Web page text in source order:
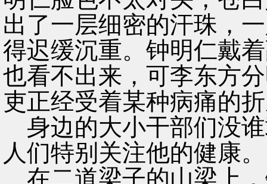
出了一层细密的汗珠，
得迟缓沉重。钟明仁戴
也看不出来，可李东方
吏正经受着某种病痛的
身边的大小干部们没
人们特别关注他的健康。
在二道梁子的山梁上